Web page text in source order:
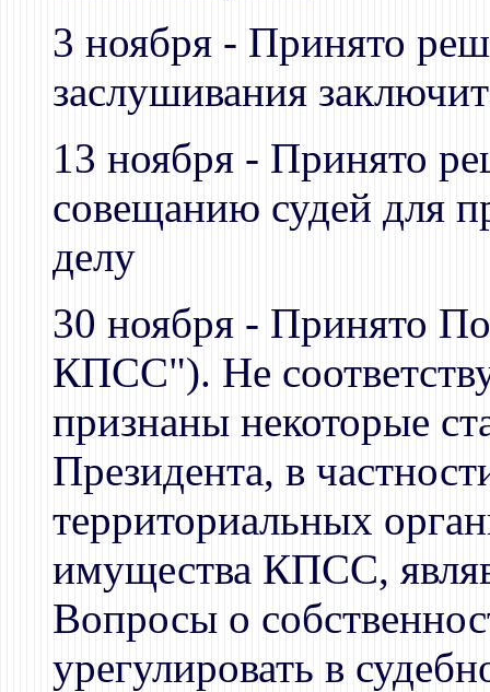
3 ноября - Принято
заслушивания
13 ноября - Принято
совещанию судей для
делу
30 ноября - Принято
КПСС"). Не
признаны некоторые
Президента, в
территориальных
имущества КПСС,
Вопросы о
урегулировать в